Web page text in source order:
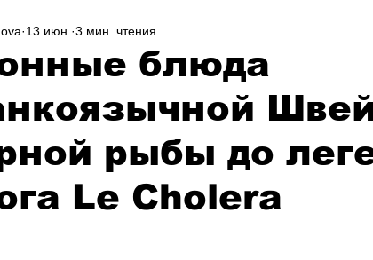
Аналитика
Магия искусства Swiss Афиша
Спорт
блюда
рыбы до
Le Cholera
13 июн. 3 мин. чтения